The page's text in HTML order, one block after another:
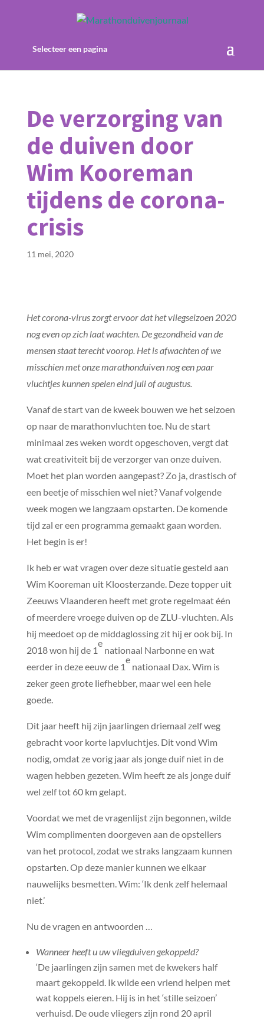
Selecteer een pagina
De verzorging van
de duiven door
Wim Kooreman
tijdens de corona-
crisis
11 mei, 2020
Het corona-virus zorgt ervoor dat het vliegseizoen 2020
nog even op zich laat wachten. De gezondheid van de
mensen staat terecht voorop. Het is afwachten of we
misschien met onze marathonduiven nog een paar
vluchtjes kunnen spelen eind juli of augustus.
Vanaf de start van de kweek bouwen we het seizoen
op naar de marathonvluchten toe. Nu de start
minimaal zes weken wordt opgeschoven, vergt dat
wat creativiteit bij de verzorger van onze duiven.
Moet het plan worden aangepast? Zo ja, drastisch of
een beetje of misschien wel niet? Vanaf volgende
week mogen we langzaam opstarten. De komende
tijd zal er een programma gemaakt gaan worden.
Het begin is er!
Ik heb er wat vragen over deze situatie gesteld aan
Wim Kooreman uit Kloosterzande. Deze topper uit
Zeeuws Vlaanderen heeft met grote regelmaat één
of meerdere vroege duiven op de ZLU-vluchten. Als
hij meedoet op de middaglossing zit hij er ook bij. In
2018 won hij de 1
e
nationaal Narbonne en wat
eerder in deze eeuw de 1
e
nationaal Dax. Wim is
zeker geen grote liefhebber, maar wel een hele
goede.
Dit jaar heeft hij zijn jaarlingen driemaal zelf weg
gebracht voor korte lapvluchtjes. Dit vond Wim
nodig, omdat ze vorig jaar als jonge duif niet in de
wagen hebben gezeten. Wim heeft ze als jonge duif
wel zelf tot 60 km gelapt.
Voordat we met de vragenlijst zijn begonnen, wilde
Wim complimenten doorgeven aan de opstellers
van het protocol, zodat we straks langzaam kunnen
opstarten. Op deze manier kunnen we elkaar
nauwelijks besmetten. Wim: ‘Ik denk zelf helemaal
niet.’
Nu de vragen en antwoorden …
Wanneer heeft u uw vliegduiven gekoppeld?
‘De jaarlingen zijn samen met de kwekers half
maart gekoppeld. Ik wilde een vriend helpen met
wat koppels eieren. Hij is in het ‘stille seizoen’
verhuisd. De oude vliegers zijn rond 20 april